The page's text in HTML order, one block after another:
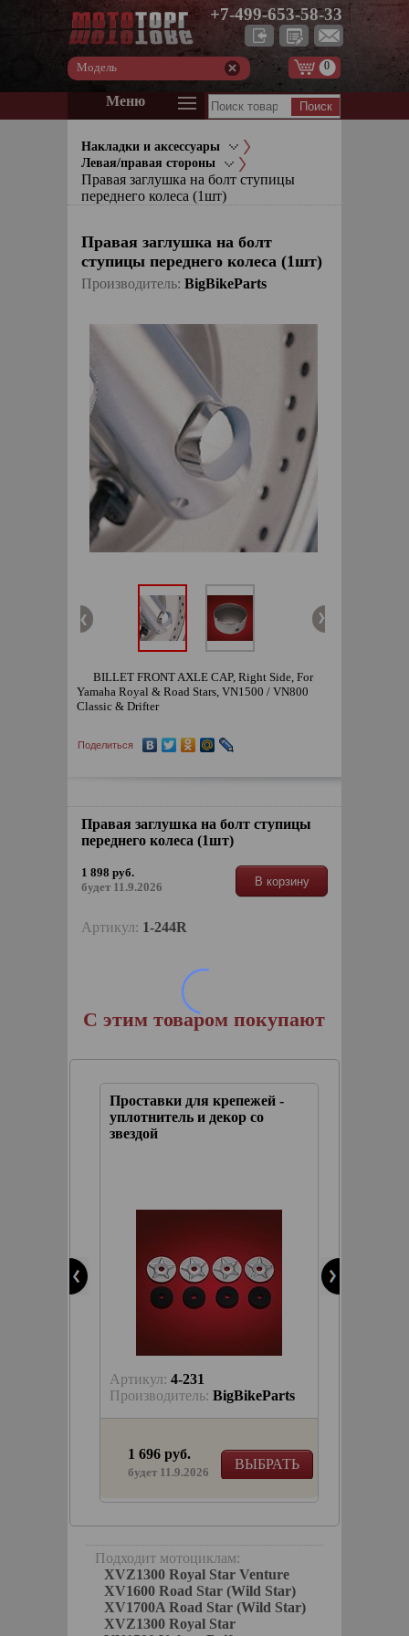
+7-499-653-58-33
Модель 0
Меню
Накладки и аксессуары
Левая/правая стороны
Правая заглушка на болт ступицы
переднего колеса (1шт)
Правая заглушка на болт
ступицы переднего колеса (1шт)
Производитель: BigBikeParts
BILLET FRONT AXLE CAP, Right Side, For
Yamaha Royal & Road Stars, VN1500 / VN800
Classic & Drifter
Поделиться
Правая заглушка на болт ступицы
переднего колеса (1шт)
1 898 руб.
будет 11.9.2026
В корзину
Артикул: 1-244R
С этим товаром покупают
Проставки для крепежей -
уплотнитель и декор со
звездой
Артикул: 4-231
Производитель: BigBikeParts
ВЫБРАТЬ
1 696 руб.
будет 11.9.2026
Подходит мотоциклам:
XVZ1300 Royal Star Venture
XV1600 Road Star (Wild Star)
XV1700A Road Star (Wild Star)
XVZ1300 Royal Star